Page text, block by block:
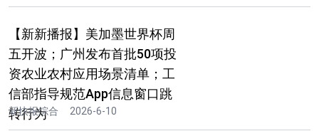
【新新播报】美加墨世界杯周
五开波；广州发布首批50项投
资农业农村应用场景清单；工
信部指导规范App信息窗口跳
转行为
新快报综合 2026-6-10